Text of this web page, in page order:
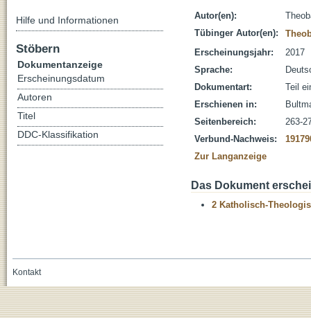
Autor(en):
Tübinger Autor(en):
Erscheinungsjahr:
2017
Sprache:
Dokumentart:
Teil
Erschienen in:
Seitenbereich:
263-
Verbund-Nachweis:
Zur Langanzeige
Das Dokument
2 Katholisch-
Hilfe und Informationen
Stöbern
Dokumentanzeige
Erscheinungsdatum
Autoren
Titel
DDC-Klassifikation
Kontakt